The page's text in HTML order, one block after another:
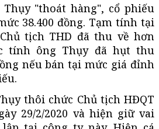
"thoát hàng", cổ phiếu
38.400 đồng. Tạm tính tại
tịch THD đã thu về hơn
tính ông Thụy đã hụt thu
nếu bán tại mức giá đỉnh
thôi chức Chủ tịch HĐQT
29/2/2020 và hiện giữ vai